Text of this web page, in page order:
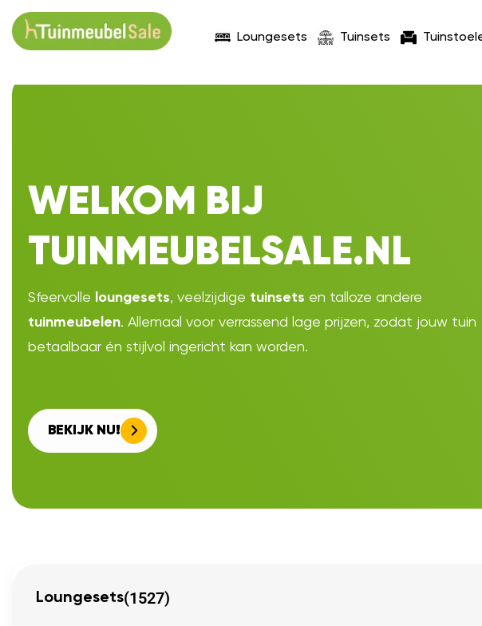
Loungesets Tuinsets
WELKOM BIJ
TUINMEUBELSALE.NL
Sfeervolle loungesets, veelzijdige tuinsets en talloze andere
tuinmeubelen. Allemaal voor verrassend lage prijzen, zodat jouw tuin
betaalbaar én stijlvol ingericht kan worden.
BEKIJK NU!
Loungesets(1527)